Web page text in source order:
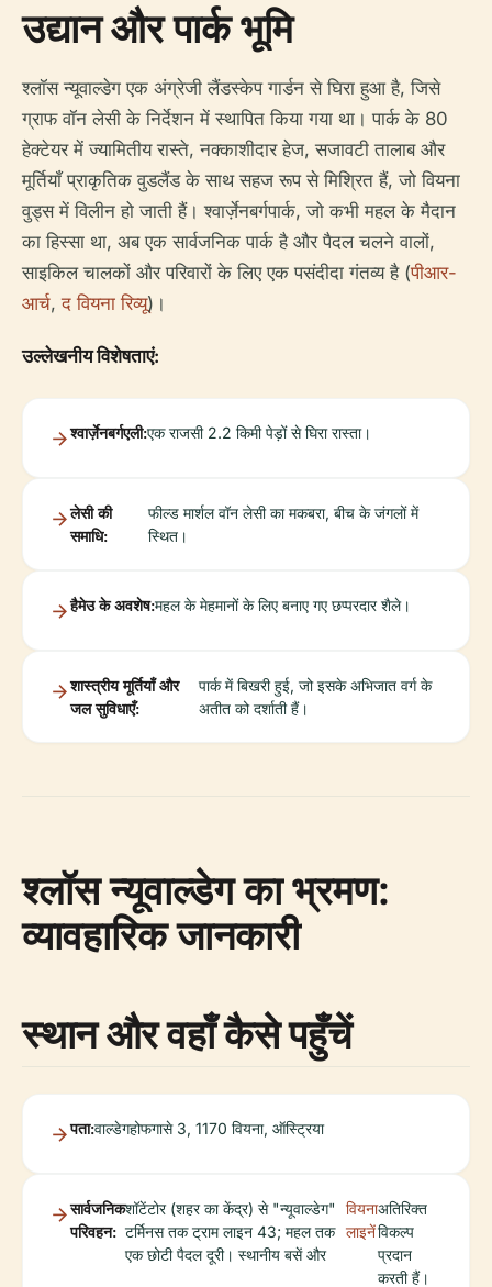
उद्यान और पार्क भूमि
श्लॉस न्यूवाल्डेग एक अंग्रेजी लैंडस्केप गार्डन से घिरा हुआ है, जिसे
ग्राफ वॉन लेसी के निर्देशन में स्थापित किया गया था। पार्क के 80
हेक्टेयर में ज्यामितीय रास्ते, नक्काशीदार हेज, सजावटी तालाब और
मूर्तियाँ प्राकृतिक वुडलैंड के साथ सहज रूप से मिश्रित हैं, जो वियना
वुड्स में विलीन हो जाती हैं। श्वार्ज़ेनबर्गपार्क, जो कभी महल के मैदान
का हिस्सा था, अब एक सार्वजनिक पार्क है और पैदल चलने वालों,
साइकिल चालकों और परिवारों के लिए एक पसंदीदा गंतव्य है (पीआर-
आर्च,द वियना रिव्यू)।
उल्लेखनीय विशेषताएं:
श्वार्ज़ेनबर्गएली:एक राजसी 2.2 किमी पेड़ों से घिरा रास्ता।
लेसी की
समाधि:
फील्ड मार्शल वॉन लेसी का मकबरा, बीच के जंगलों में
स्थित।
हैमेउ के अवशेष:महल के मेहमानों के लिए बनाए गए छप्परदार शैले।
शास्त्रीय मूर्तियाँ और
जल सुविधाएँ:
पार्क में बिखरी हुई, जो इसके अभिजात वर्ग के
अतीत को दर्शाती हैं।
श्लॉस न्यूवाल्डेग का भ्रमण:
व्यावहारिक जानकारी
स्थान और वहाँ कैसे पहुँचें
पता:वाल्डेगहोफगासे 3, 1170 वियना, ऑस्ट्रिया
सार्वजनिक
परिवहन:
शॉटेंटोर (शहर का केंद्र) से "न्यूवाल्डेग"
टर्मिनस तक ट्राम लाइन 43; महल तक
एक छोटी पैदल दूरी। स्थानीय बसें और
वियना
लाइनें
अतिरिक्त
विकल्प
प्रदान
करती हैं।